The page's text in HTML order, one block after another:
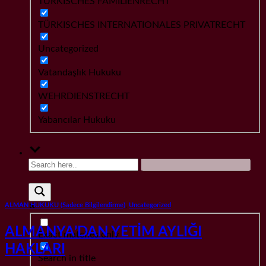
TÜRKISCHES INTERNATIONALES PRIVATRECHT
Uncategorized
Vatandaşlık Hukuku
WEHRDIENSTRECHT
Yabancılar Hukuku
Exact matches only
Search in title
ALMAN HUKUKU (Sadece Bilgilendirme) Uncategorized
ALMANYA’DAN YETİM AYLIĞI
HAKLARI